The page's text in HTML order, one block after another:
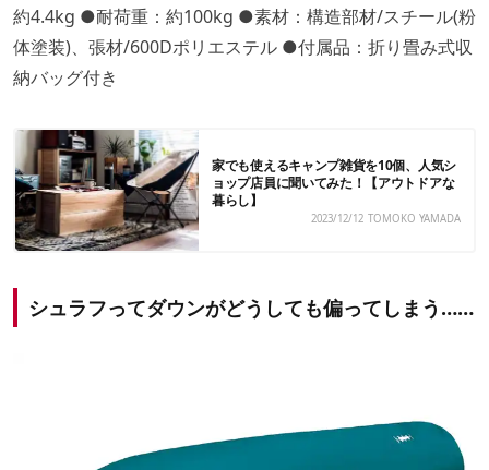
約4.4kg ●耐荷重：約100kg ●素材：構造部材/スチール(粉
体塗装)、張材/600Dポリエステル ●付属品：折り畳み式収
納バッグ付き
家でも使えるキャンプ雑貨を10個、人気シ
ョップ店員に聞いてみた！【アウトドアな
暮らし】
2023/12/12 TOMOKO YAMADA
シュラフってダウンがどうしても偏ってしまう……